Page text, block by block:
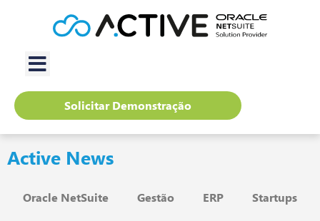
Solicitar Demonstração
Active News
Oracle NetSuite Gestão ERP Startups